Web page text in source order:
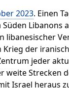
2023. Einen
Libanons
der
jeder
weite Strecken
Israel heraus